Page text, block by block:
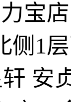
宝
侧1
安